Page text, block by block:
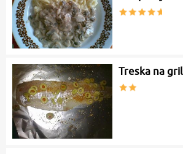
Treska na gril